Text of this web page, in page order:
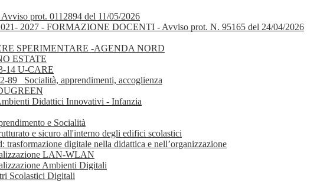
prot. 0112894 del 11/05/2026
2027 - FORMAZIONE DOCENTI - Avviso prot. N. 95165 del 24/04/2026
SPERIMENTARE -AGENDA NORD
ESTATE
14 U-CARE
89_ Socialità, apprendimenti, accoglienza
Didattici Innovativi - Infanzia
e Socialità
e sicuro all'interno degli edifici scolastici
digitale nella didattica e nell’organizzazione
LAN-WLAN
Ambienti Digitali
Scolastici Digitali